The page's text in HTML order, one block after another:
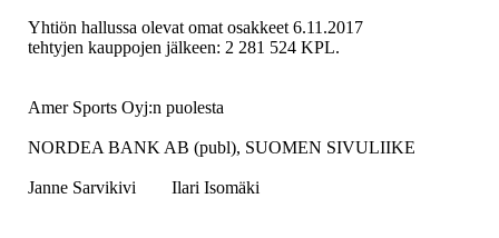
Yhtiön hallussa olevat omat osakkeet 6.11.2017
tehtyjen kauppojen jälkeen: 2 281 524 KPL.
Amer Sports Oyj:n puolesta
NORDEA BANK AB (publ), SUOMEN SIVULIIKE
Janne Sarvikivi Ilari Isomäki